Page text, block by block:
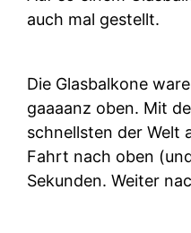
auch mal gestellt.
Die Glasbalkone
gaaaanz oben. Mit
schnellsten der Welt
Fahrt nach oben
Sekunden. Weiter